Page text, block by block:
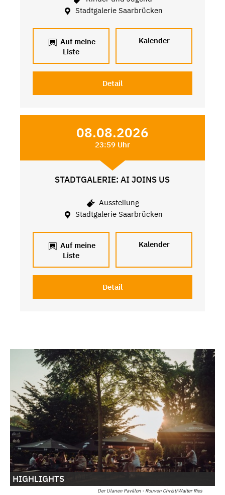
Stadtgalerie Saarbrücken
Auf meine
Liste
Kalender
Detail
08.08.2026
23:59 Uhr
STADTGALERIE: AI JOINS US
Ausstellung
Stadtgalerie Saarbrücken
Auf meine
Liste
Kalender
Detail
Der Ulanen Pavillon - Rouven Christ/Walter Ries
HIGHLIGHTS